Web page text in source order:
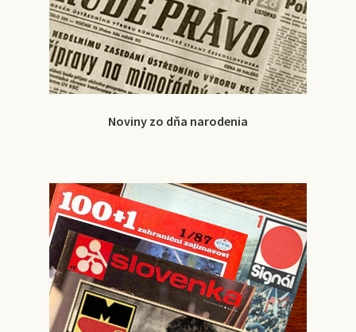
Noviny zo dňa narodenia